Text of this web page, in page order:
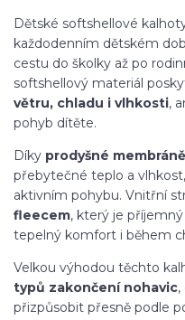
Dětské softshellové
každodenním dětském
cestu do školky až po
softshellový materiál
větru, chladu i vlhkosti,
pohyb dítěte.
Díky prodyšné membráně
přebytečné teplo a
aktivním pohybu. Vnitřní
fleecem, který je
tepelný komfort i během
Velkou výhodou těchto
typů zakončení nohavic
přizpůsobit přesně podle